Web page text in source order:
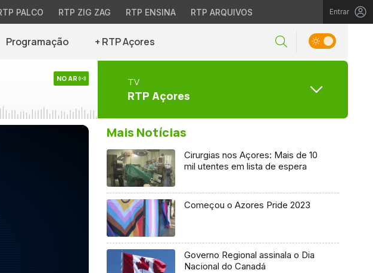
PALCO RTP ZIG ZAG RTP ENSINA RTP ARQUIVOS Entrar
Programação + RTP Açores
NO AR TV
RTP Açores
Mais Notícias
Cirurgias nos Açores: Mais de 10
mil utentes em lista de espera
Começou o Azores Pride 2023
Governo Regional assinala o Dia
Nacional do Canadá